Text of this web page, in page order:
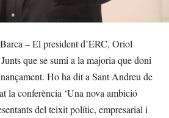
– El president d’ERC, Oriol
que se sumi a la majoria que doni
Ho ha dit a Sant Andreu de
la conferència ‘Una nova ambició
del teixit polític, empresarial i